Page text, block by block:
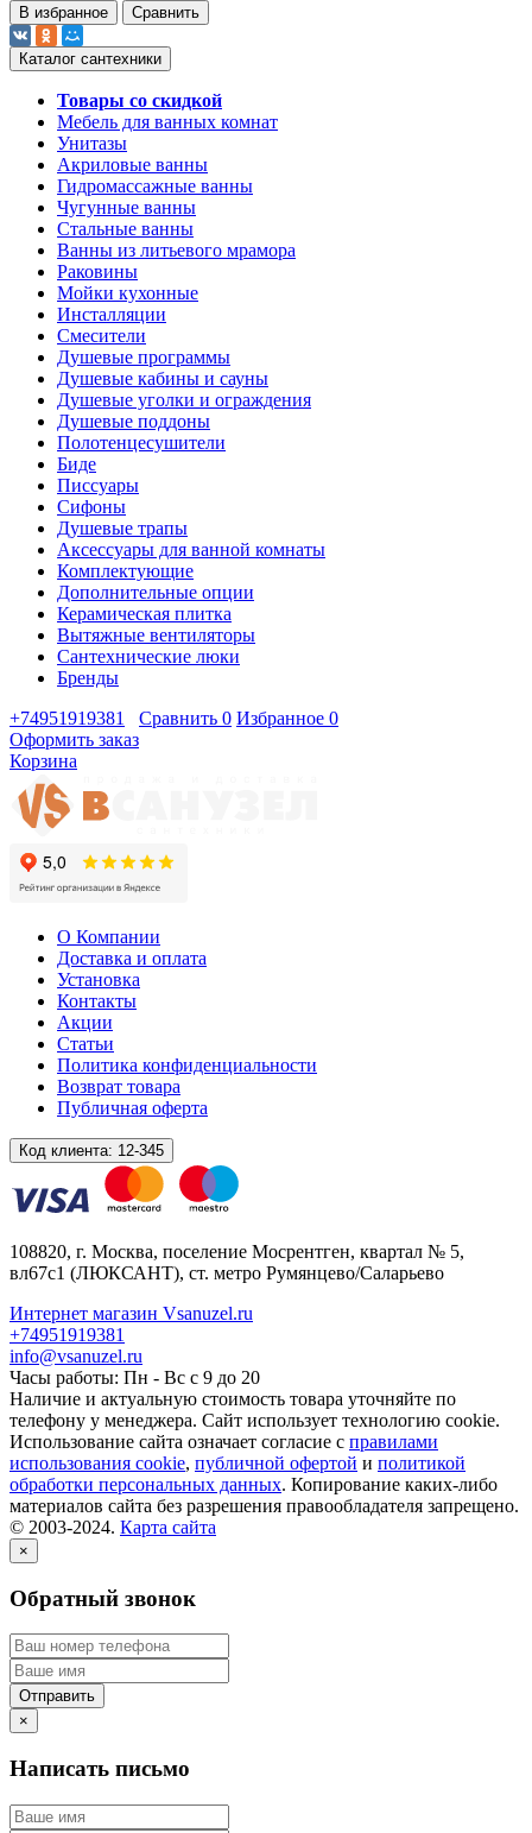
В избранное Сравнить
Каталог сантехники
Товары со скидкой
Мебель для ванных комнат
Унитазы
Акриловые ванны
Гидромассажные ванны
Чугунные ванны
Стальные ванны
Ванны из литьевого мрамора
Раковины
Мойки кухонные
Инсталляции
Смесители
Душевые программы
Душевые кабины и сауны
Душевые уголки и ограждения
Душевые поддоны
Полотенцесушители
Биде
Писсуары
Сифоны
Душевые трапы
Аксессуары для ванной комнаты
Комплектующие
Дополнительные опции
Керамическая плитка
Вытяжные вентиляторы
Сантехнические люки
Бренды
+74951919381
Сравнить 0 Избранное 0
Оформить заказ
Корзина
О Компании
Доставка и оплата
Установка
Контакты
Акции
Статьи
Политика конфиденциальности
Возврат товара
Публичная оферта
Код клиента: 12-345
108820, г. Москва, поселение Мосрентген, квартал № 5,
вл67с1 (ЛЮКСАНТ), ст. метро Румянцево/Саларьево
Интернет магазин Vsanuzel.ru
+74951919381
info@vsanuzel.ru
Часы работы: Пн - Вс с 9 до 20
Наличие и актуальную стоимость товара уточняйте по
телефону у менеджера. Сайт использует технологию cookie.
Использование сайта означает согласие с правилами
использования cookie, публичной офертой и политикой
обработки персональных данных. Копирование каких-либо
материалов сайта без разрешения правообладателя запрещено.
© 2003-2024. Карта сайта
×
Обратный звонок
×
Написать письмо